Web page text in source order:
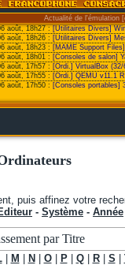
Actualité de l'émulation
août, 18h27 :[Utilitaires Divers]
août, 18h26 : [Utilitaires Divers]
août, 18h23 : [MAME Support
août, 18h01 : [Consoles de salon]
août, 17h57 : [Ordi.] VirtualBox
août, 17h55 : [Ordi.] QEMU v11.1
août, 17h50 : [Consoles portables]
puis affinez votre
- Système - Année
par Titre
| M N O| P| Q| R| S